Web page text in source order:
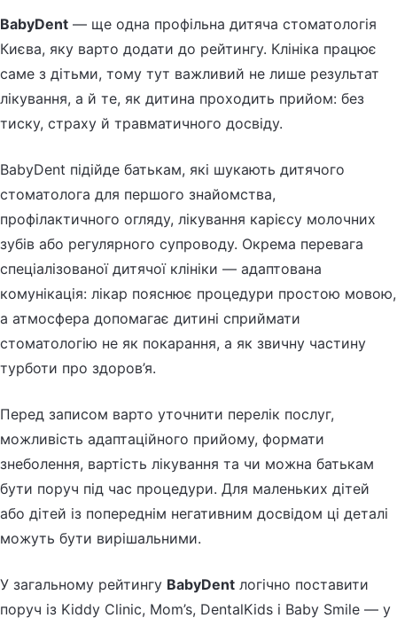
BabyDent — ще одна профільна дитяча стоматологія
Києва, яку варто додати до рейтингу. Клініка працює
саме з дітьми, тому тут важливий не лише результат
лікування, а й те, як дитина проходить прийом: без
тиску, страху й травматичного досвіду.
BabyDent підійде батькам, які шукають дитячого
стоматолога для першого знайомства,
профілактичного огляду, лікування карієсу молочних
зубів або регулярного супроводу. Окрема перевага
спеціалізованої дитячої клініки — адаптована
комунікація: лікар пояснює процедури простою мовою,
а атмосфера допомагає дитині сприймати
стоматологію не як покарання, а як звичну частину
турботи про здоров’я.
Перед записом варто уточнити перелік послуг,
можливість адаптаційного прийому, формати
знеболення, вартість лікування та чи можна батькам
бути поруч під час процедури. Для маленьких дітей
або дітей із попереднім негативним досвідом ці деталі
можуть бути вирішальними.
У загальному рейтингу BabyDent логічно поставити
поруч із Kiddy Clinic, Mom’s, DentalKids і Baby Smile — у